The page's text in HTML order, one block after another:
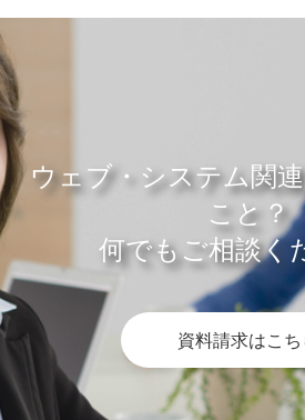
ウェブ・システム関
こと？
何でもご相談く
資料請求はこち